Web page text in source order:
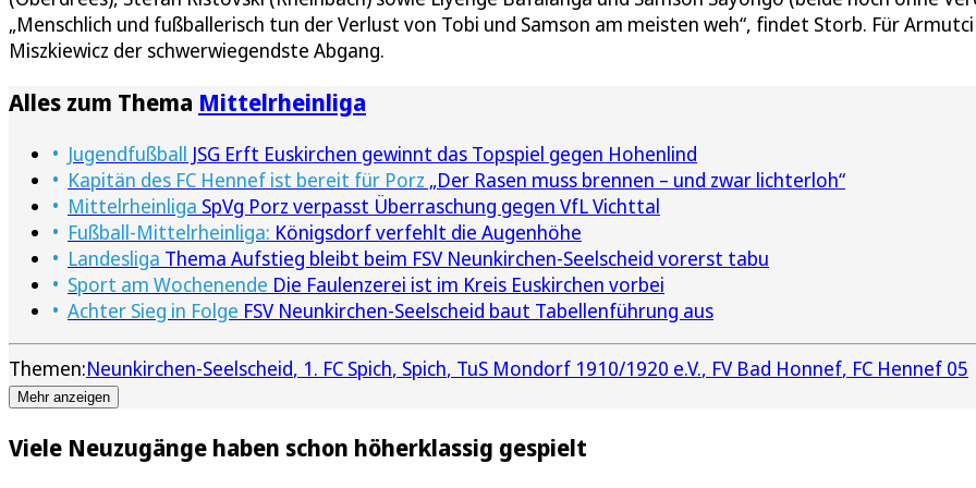
„Menschlich und fußballerisch tun der Verlust von Tobi und Samson am meisten weh“, findet Storb. Für
Miszkiewicz der schwerwiegendste Abgang.
Alles zum Thema Mittelrheinliga
Jugendfußball JSG Erft Euskirchen gewinnt das Topspiel gegen Hohenlind
Kapitän des FC Hennef ist bereit für Porz „Der Rasen muss brennen – und zwar lichterloh“
Mittelrheinliga SpVg Porz verpasst Überraschung gegen VfL Vichttal
Fußball-Mittelrheinliga: Königsdorf verfehlt die Augenhöhe
Landesliga Thema Aufstieg bleibt beim FSV Neunkirchen-Seelscheid vorerst tabu
Sport am Wochenende Die Faulenzerei ist im Kreis Euskirchen vorbei
Achter Sieg in Folge FSV Neunkirchen-Seelscheid baut Tabellenführung aus
Themen:Neunkirchen-Seelscheid 1. FC Spich Spich TuS Mondorf 1910/1920 e.V. FV Bad Honnef FC Hennef 05
Mehr anzeigen
Viele Neuzugänge haben schon höherklassig gespielt